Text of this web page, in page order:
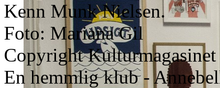
Kenn Munk Nielsen.
Foto: Mariana Gil
Copyright
En hemmlig klub -